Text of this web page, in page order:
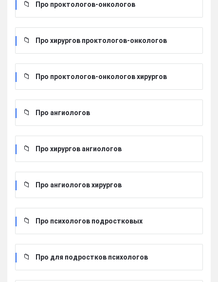
Про проктологов-онкологов
Про хирургов проктологов-онкологов
Про проктологов-онкологов хирургов
Про ангиологов
Про хирургов ангиологов
Про ангиологов хирургов
Про психологов подростковых
Про для подростков психологов